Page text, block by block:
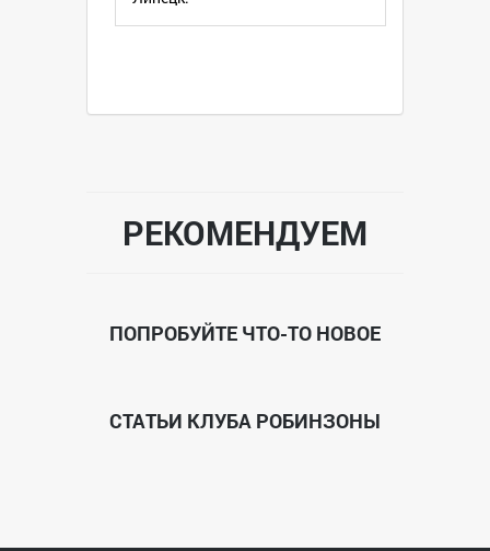
РЕКОМЕНДУЕМ
ПОПРОБУЙТЕ ЧТО-ТО НОВОЕ
СТАТЬИ КЛУБА РОБИНЗОНЫ